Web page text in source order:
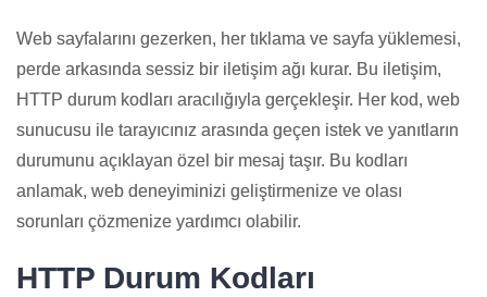
Web sayfalarını gezerken, her tıklama ve sayfa yüklemesi,
perde arkasında sessiz bir iletişim ağı kurar. Bu iletişim,
HTTP durum kodları aracılığıyla gerçekleşir. Her kod, web
sunucusu ile tarayıcınız arasında geçen istek ve yanıtların
durumunu açıklayan özel bir mesaj taşır. Bu kodları
anlamak, web deneyiminizi geliştirmenize ve olası
sorunları çözmenize yardımcı olabilir.
HTTP Durum Kodları